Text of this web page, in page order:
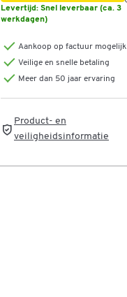
Levertijd: Snel leverbaar (ca. 3
werkdagen)
Aankoop op factuur mogelijk
Veilige en snelle betaling
Meer dan 50 jaar ervaring
Product- en
veiligheidsinformatie